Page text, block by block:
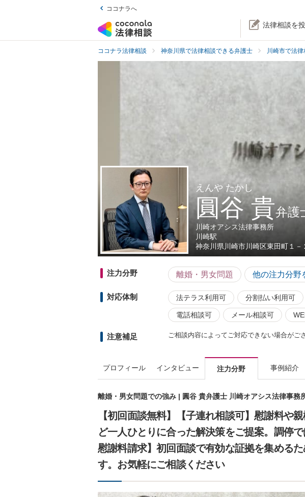
ココナラへ
法律相談を
ココナラ法律相談 神奈川県で法律相談できる弁護士 川崎市で法
えんや たかし
圓谷 貴弁護
川崎オアシス法律事務所
川崎駅
神奈川県川崎市川崎区東田町１
注力分野 離婚・男女問題 他の注力分野
対応体制 法テラス利用可 分割払い利用可
電話相談可 メール相談可
注意補足 ご相談内容によってご対応できない場合がご
プロフィール インタビュー 注力分野 事例紹介
離婚・男女問題での強み | 圓谷 貴弁護士 川崎オアシス法律事務
【初回面談無料】【子連れ相談可】慰謝料や
ど一人ひとりに合った解決策をご提案。調停
慰謝料請求】初回面談で有効な証拠を集める
す。お気軽にご相談ください